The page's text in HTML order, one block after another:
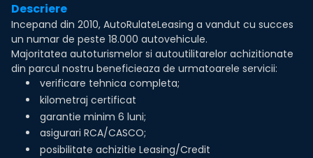
Descriere
Incepand din 2010, AutoRulateLeasing a vandut cu succes
un numar de peste 18.000 autovehicule.
Majoritatea autoturismelor si autoutilitarelor achizitionate
din parcul nostru beneficieaza de urmatoarele servicii:
verificare tehnica completa;
kilometraj certificat
garantie minim 6 luni;
asigurari RCA/CASCO;
posibilitate achizitie Leasing/Credit